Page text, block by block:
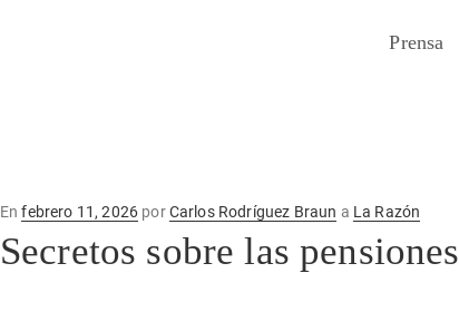
Prensa
EnPublicado
febrero 11, 2026 porCarlos Rodríguez Braun a La Razón
Secretos sobre las pensiones